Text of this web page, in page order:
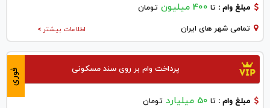
مبلغ وام : تا 400 میلیون تومان
اطلاعات بیشتر > تمامی شهر های ایران
فوری پرداخت وام بر روی سند مسکونی
مبلغ وام : تا 50 میلیارد تومان